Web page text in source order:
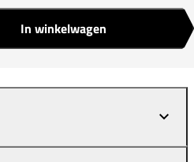
In winkelwagen